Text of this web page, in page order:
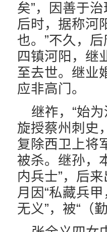
矣”，因善于
后时，据称河
也。”不久，
四镇河阳，继
至去世。继业
应非高门。
继祚，“始
旋授蔡州刺史
复除西卫上将
被杀。继孙，
内兵士”，后
月因“私藏兵
无义”，被“（